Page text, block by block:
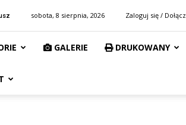
sobota, 8 sierpnia, 2026 Zaloguj się / Dołącz
GALERIE DRUKOWANY